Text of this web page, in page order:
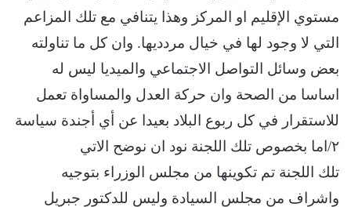
مستوي الإقليم او المركز وهذا يتنافي مع تلك المزاعم
التي لا وجود لها في خيال مردديها. وان كل ما تناولته
بعض وسائل التواصل الاجتماعي والميديا ليس له
اساسا من الصحة وان حركة العدل والمساواة تعمل
للاستقرار في كل ربوع البلاد بعيدا عن أي أجندة سياسة
٢/اما بخصوص تلك اللجنة نود ان نوضح الاتي
تلك اللجنة تم تكوينها من مجلس الوزراء بتوجيه
واشراف من مجلس السيادة وليس للدكتور جبريل